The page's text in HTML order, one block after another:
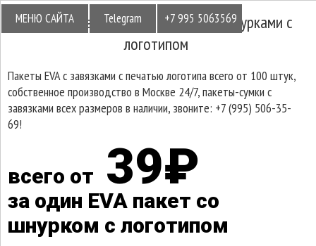
МЕНЮ САЙТА Telegram +7 995 5063569
Матовые пакеты EVA с завязками шнурками с
логотипом
Пакеты EVA с завязками с печатью логотипа всего от 100 штук,
собственное производство в Москве 24/7, пакеты-сумки с
завязками всех размеров в наличии, звоните: +7 (995) 506-35-
69!
всего от 39₽
за один EVA пакет со
шнурком с логотипом